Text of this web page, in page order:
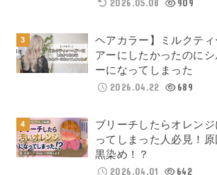
2026.05.08
909
ヘアカラー】ミルクティ
アーにしたかったのに
ーになってしまった
2026.04.22
689
ブリーチしたらオレンジ
ってしまった人必見！原
黒染め！？
2026.04.01
642